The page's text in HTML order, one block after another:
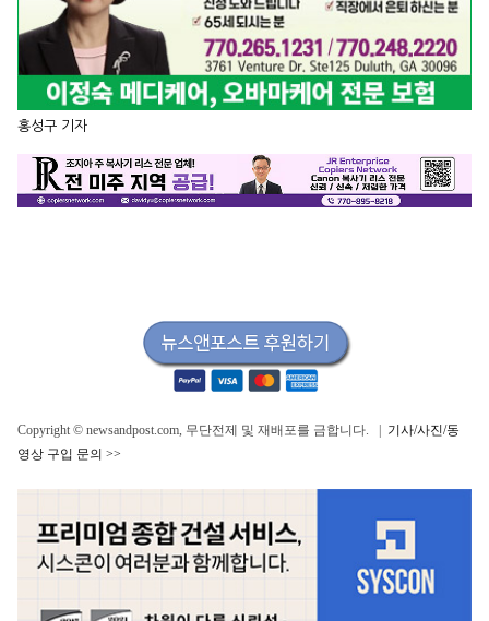
홍성구 기자
Copyright © newsandpost.com, 무단전제 및 재배포를 금합니다. | 기사/사진/동
영상 구입 문의 >>